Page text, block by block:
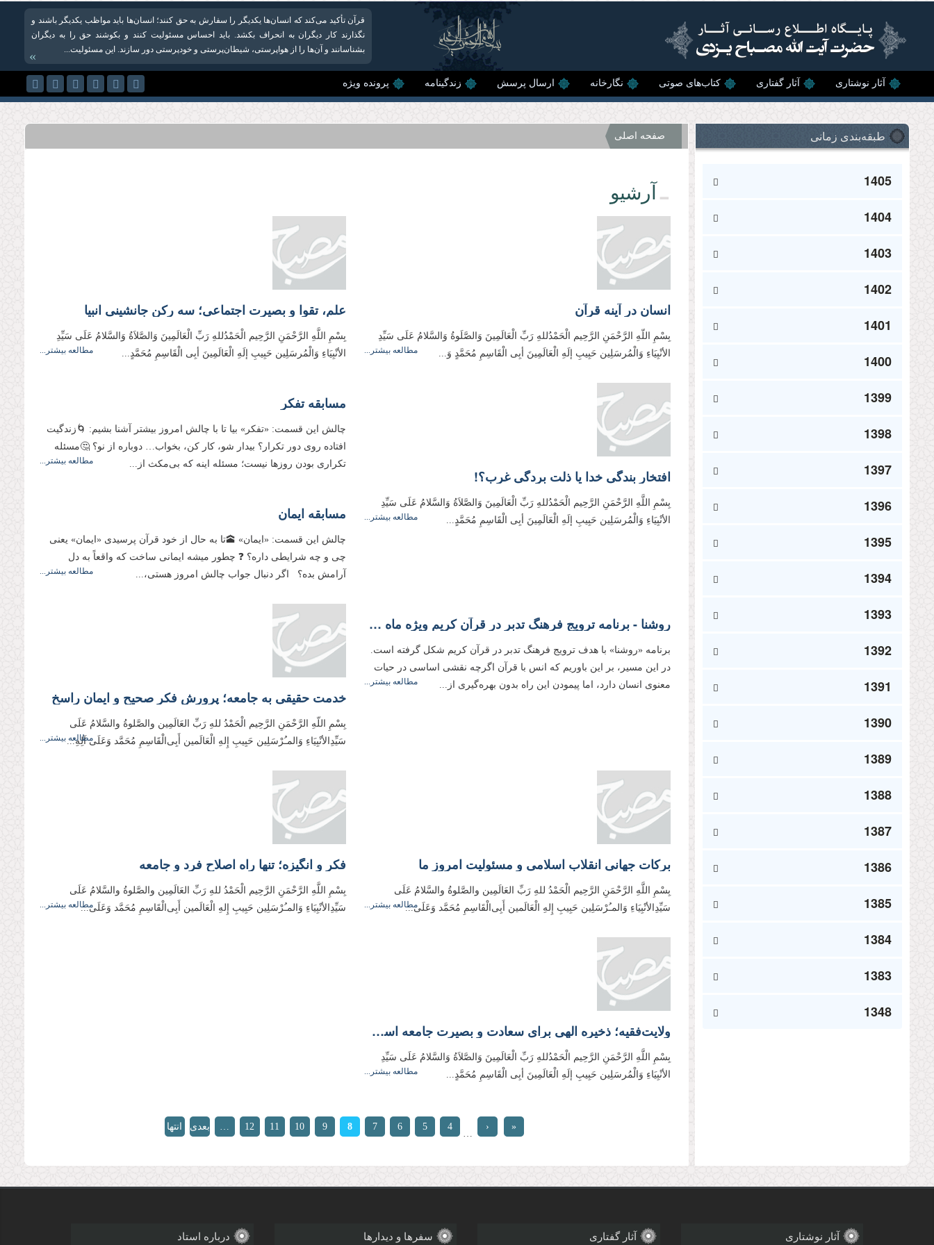
قرآن تأکید می‌کند که انسان‌ها یکدیگر را سفارش به حق کنند؛ انسان‌ها باید مواظب یکدیگر باشند و
نگذارند کار دیگران به انحراف بکشد. باید احساس مسئولیت کنند و بکوشند حق را به دیگران
بشناسانند و آن‌ها را از هواپرستی، شیطان‌پرستی و خودپرستی دور سازند. این مسئولیت...
»
آثار نوشتاری آثار گفتاری کتاب‌های صوتی نگارخانه ارسال پرسش زندگینامه پرونده ویژه
طبقه‌بندی زمانی
1405
1404
1403
1402
1401
1400
1399
1398
1397
1396
1395
1394
1393
1392
1391
1390
1389
1388
1387
1386
1385
1384
1383
1348
صفحه اصلی
آرشیو
انسان در آینه قرآن
بِسْمِ اللّهِ الرَّحْمَنِ الرَّحِيم الْحَمْدُللهِ رَبِّ الْعَالَمِینَ وَالصَّلَوةُ وَالسَّلامُ عَلَی سَیِّدِ
الأنْبِیَاءِ وَالْمُرسَلِین حَبِیبِ إلَهِ الْعَالَمِینَ أبِی الْقَاسِمِ مُحَمَّدٍ وَ...
مطالعه بیشتر...
علم، تقوا و بصیرت اجتماعی؛ سه رکن جانشینی انبیا
بِسْمِ اللَّهِ الرَّحْمَنِ الرَّحِيم الْحَمْدُللهِ رَبِّ الْعَالَمِینَ وَالصَّلاَةُ وَالسَّلامُ عَلَی سَیِّدِ
الأنْبِیَاءِ وَالْمُرسَلِین حَبِیبِ إلَهِ الْعَالَمِینَ أبِی الْقَاسِمِ مُحَمَّدٍ...
مطالعه بیشتر...
افتخار بندگی خدا یا ذلت بردگی غرب؟!
بِسْمِ اللَّهِ الرَّحْمَنِ الرَّحِیم الْحَمْدُللهِ رَبِّ الْعَالَمِینَ وَالصَّلاَةُ وَالسَّلامُ عَلَی سَیِّدِ
الأنْبِیَاءِ وَالْمُرسَلِین حَبِیبِ إلَهِ الْعَالَمِینَ أبِی الْقَاسِمِ مُحَمَّدٍ...
مطالعه بیشتر...
مسابقه تفکر
چالش این قسمت: «تفکر» بیا تا با چالش امروز بیشتر آشنا بشیم: 🌀زندگیت
افتاده روی دور تکرار؟ بیدار شو، کار کن، بخواب… دوباره از نو؟ 🤔مسئله
تکراری بودن روزها نیست؛ مسئله اینه که بی‌مکث از...
مطالعه بیشتر...
مسابقه ایمان
چالش این قسمت: «ایمان» 🕋تا به حال از خود قرآن پرسیدی «ایمان» یعنی
چی و چه شرایطی داره؟ ❓ چطور میشه ایمانی ساخت که واقعاً به دل
آرامش بده؟ اگر دنبال جواب چالش امروز هستی،...
مطالعه بیشتر...
روشنا - برنامه ترویج فرهنگ تدبر در قرآن کریم ویژه ماه مبارک رمضان 1404
برنامه «روشنا» با هدف ترویج فرهنگ تدبر در قرآن کریم شکل گرفته است.
در این مسیر، بر این باوریم که انس با قرآن اگرچه نقشی اساسی در حیات
معنوی انسان دارد، اما پیمودن این راه بدون بهره‌گیری از...
مطالعه بیشتر...
خدمت حقیقی به جامعه؛ پرورش فکر صحیح و ایمان راسخ
بِسْمِ اللّهِ الرَّحْمَنِ الرَّحِیم الْحَمْدُ للهِ رَبِّ العَالَمِین والصَّلوةُ والسَّلامُ عَلَی
سَیِّدِالأنْبِیَاءِ وَالمـُرْسَلِین حَبِیبِ إِلهِ الْعَالَمین أَبِی‌الْقَاسِمِ مُحَمَّد وَعَلَی آلِهِ...مطالعه بیشتر...
برکات جهانی انقلاب اسلامی و مسئولیت امروز ما
بِسْمِ اللَّهِ الرَّحْمَنِ الرَّحِیم الْحَمْدُ للهِ رَبِّ العَالَمِین والصَّلوةُ والسَّلامُ عَلَی
سَیِّدِالأنْبِیَاءِ وَالمـُرْسَلِین حَبِیبِ إِلهِ الْعَالَمین أَبِی‌الْقَاسِمِ مُحَمَّد وَعَلَی...مطالعه بیشتر...
فکر و انگیزه؛ تنها راه اصلاح فرد و جامعه
بِسْمِ اللَّهِ الرَّحْمَنِ الرَّحِیم الْحَمْدُ للهِ رَبِّ العَالَمِین والصَّلوةُ والسَّلامُ عَلَی
سَیِّدِالأنْبِیَاءِ وَالمـُرْسَلِین حَبِیبِ إِلهِ الْعَالَمین أَبِی‌الْقَاسِمِ مُحَمَّد وَعَلَی...مطالعه بیشتر...
ولایت‌فقیه؛ ذخیره الهی برای سعادت و بصیرت جامعه اسلامی
بِسْمِ اللَّهِ الرَّحْمَنِ الرَّحِیم الْحَمْدُللهِ رَبِّ الْعَالَمِینَ وَالصَّلاَةُ وَالسَّلامُ عَلَی سَیِّدِ
الأنْبِیَاءِ وَالْمُرسَلِین حَبِیبِ إلَهِ الْعَالَمِینَ أبِی الْقَاسِمِ مُحَمَّدٍ...
مطالعه بیشتر...
«
‹
…
4
5
6
7
8
9
10
11
12
…
بعدی
انتها
آثار نوشتاری آثار گفتاری سفرها و دیدارها درباره استاد